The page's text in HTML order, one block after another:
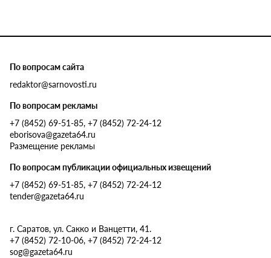
По вопросам сайта
redaktor@sarnovosti.ru
По вопросам рекламы
+7 (8452) 69-51-85, +7 (8452) 72-24-12
eborisova@gazeta64.ru
Размещение рекламы
По вопросам публикации официальных извещений
+7 (8452) 69-51-85, +7 (8452) 72-24-12
tender@gazeta64.ru
г. Саратов, ул. Сакко и Ванцетти, 41.
+7 (8452) 72-10-06, +7 (8452) 72-24-12
sog@gazeta64.ru